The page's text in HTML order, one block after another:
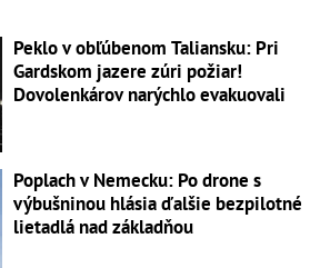
Peklo v obľúbenom Taliansku: Pri
Gardskom jazere zúri požiar!
Dovolenkárov narýchlo evakuovali
Poplach v Nemecku: Po drone s
výbušninou hlásia ďalšie bezpilotné
lietadlá nad základňou